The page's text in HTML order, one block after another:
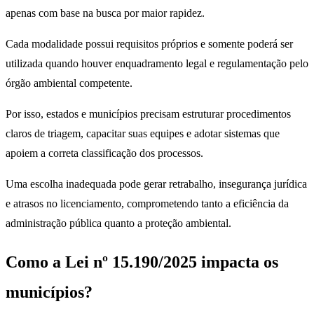
apenas com base na busca por maior rapidez.
Cada modalidade possui requisitos próprios e somente poderá ser
utilizada quando houver enquadramento legal e regulamentação pelo
órgão ambiental competente.
Por isso, estados e municípios precisam estruturar procedimentos
claros de triagem, capacitar suas equipes e adotar sistemas que
apoiem a correta classificação dos processos.
Uma escolha inadequada pode gerar retrabalho, insegurança jurídica
e atrasos no licenciamento, comprometendo tanto a eficiência da
administração pública quanto a proteção ambiental.
Como a Lei nº 15.190/2025 impacta os
municípios?